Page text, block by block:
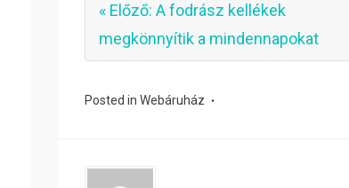
« Előző: A fodrász kellékek
megkönnyítik a mindennapokat
Posted inWebáruház